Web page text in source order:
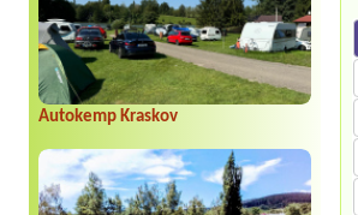
Autokemp Kraskov